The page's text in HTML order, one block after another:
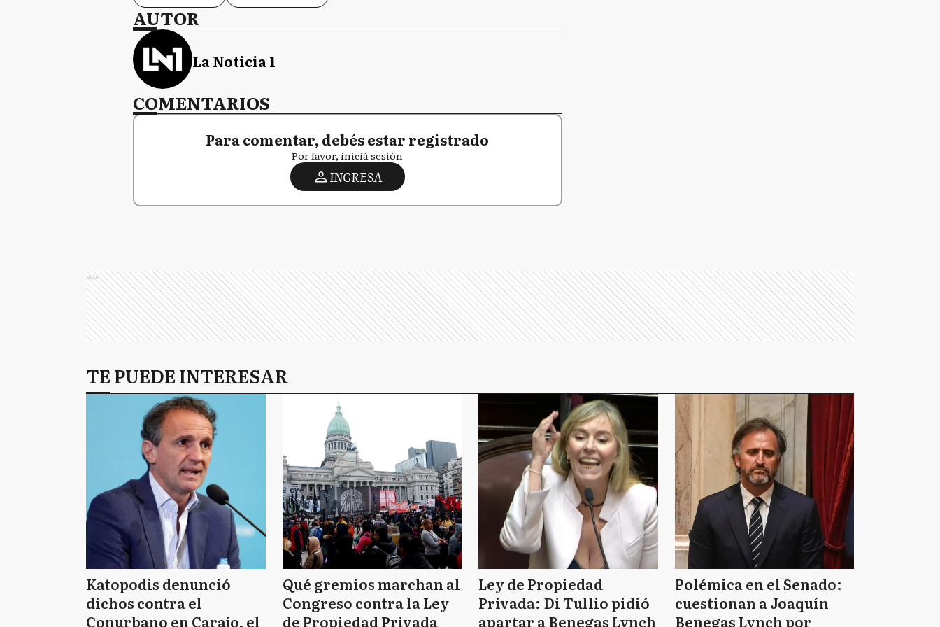
AUTOR
La Noticia 1
COMENTARIOS
Para comentar, debés estar registrado
Por favor, iniciá sesión
INGRESA
Ads
TE PUEDE INTERESAR
Katopodis denunció
dichos contra el
Conurbano en Carajo, el
Qué gremios marchan al
Congreso contra la Ley
de Propiedad Privada
Ley de Propiedad
Privada: Di Tullio pidió
apartar a Benegas Lynch
Polémica en el Senado:
cuestionan a Joaquín
Benegas Lynch por